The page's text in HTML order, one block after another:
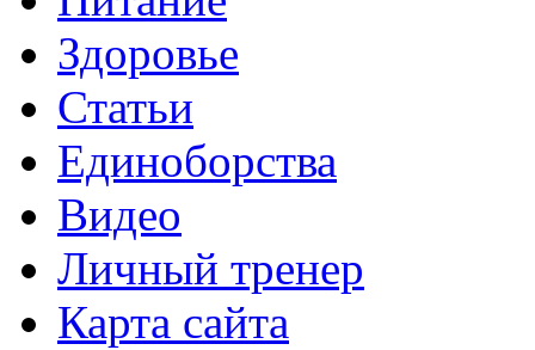
Здоровье
Статьи
Единоборства
Видео
Личный тренер
Карта сайта